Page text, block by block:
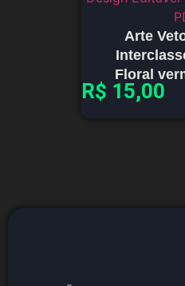
Arte
Floral
R$ 15,00